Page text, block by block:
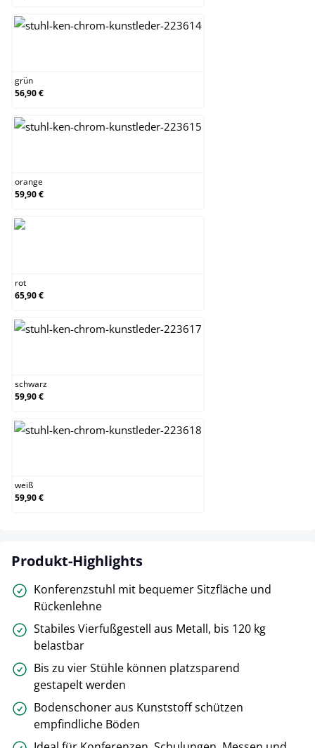
grün
56,90 €
orange
59,90 €
rot
65,90 €
schwarz
59,90 €
weiß
59,90 €
Produkt-Highlights
Konferenzstuhl mit bequemer Sitzfläche und
Rückenlehne
Stabiles Vierfußgestell aus Metall, bis 120 kg
belastbar
Bis zu vier Stühle können platzsparend
gestapelt werden
Bodenschoner aus Kunststoff schützen
empfindliche Böden